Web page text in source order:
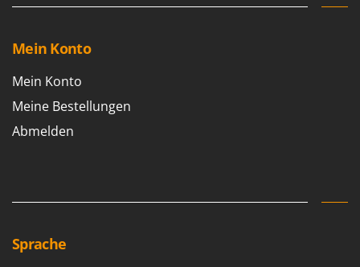
Mein Konto
Mein Konto
Meine Bestellungen
Abmelden
Sprache